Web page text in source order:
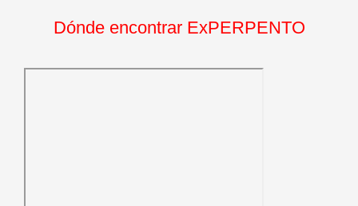
Dónde encontrar ExPERPENTO